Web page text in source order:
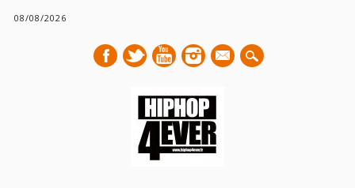
08/08/2026
mail